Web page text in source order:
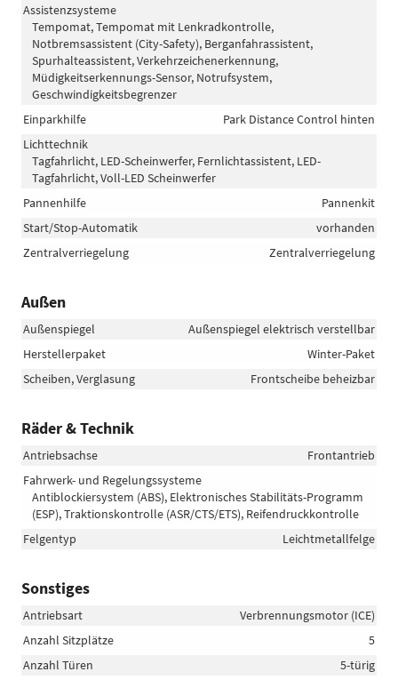
Assistenzsysteme
Tempomat, Tempomat mit Lenkradkontrolle,
Notbremsassistent (City-Safety), Berganfahrassistent,
Spurhalteassistent, Verkehrzeichenerkennung,
Müdigkeitserkennungs-Sensor, Notrufsystem,
Geschwindigkeitsbegrenzer
Einparkhilfe
Park Distance Control hinten
Lichttechnik
Tagfahrlicht, LED-Scheinwerfer, Fernlichtassistent, LED-
Tagfahrlicht, Voll-LED Scheinwerfer
Pannenhilfe
Pannenkit
Start/Stop-Automatik
vorhanden
Zentralverriegelung
Zentralverriegelung
Außen
Außenspiegel
Außenspiegel elektrisch verstellbar
Herstellerpaket
Winter-Paket
Scheiben, Verglasung
Frontscheibe beheizbar
Räder & Technik
Antriebsachse
Frontantrieb
Fahrwerk- und Regelungssysteme
Antiblockiersystem (ABS), Elektronisches Stabilitäts-Programm
(ESP), Traktionskontrolle (ASR/CTS/ETS), Reifendruckkontrolle
Felgentyp
Leichtmetallfelge
Sonstiges
Antriebsart
Verbrennungsmotor (ICE)
Anzahl Sitzplätze
5
Anzahl Türen
5-türig